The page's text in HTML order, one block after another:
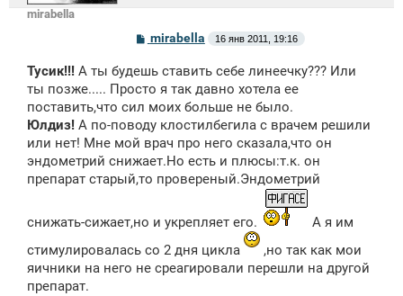
mirabella
С
б
щ
н
и
mirabella 16 янв 2011, 19:16
Тусик!!! А ты будешь ставить себе линеечку??? Или
ты позже..... Просто я так давно хотела ее
поставить,что сил моих больше не было.
Юлдиз! А по-поводу клостилбегила с врачем решили
или нет! Мне мой врач про него сказала,что он
эндометрий снижает.Но есть и плюсы:т.к. он
препарат старый,то провереный.Эндометрий
снижать-сижает,но и укрепляет его.
А я им
стимулировалась со 2 дня цикла
,но так как мои
яичники на него не среагировали перешли на другой
препарат.